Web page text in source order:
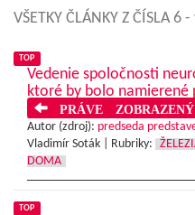
VŠETKY ČLÁNKY Z ČÍSLA 6 -
TOP
Vedenie spoločnosti
ktoré by bolo namierené
PRÁVE
Autor (zdroj): predseda
Vladimír Soták |
Rubriky:
DOMA
TOP